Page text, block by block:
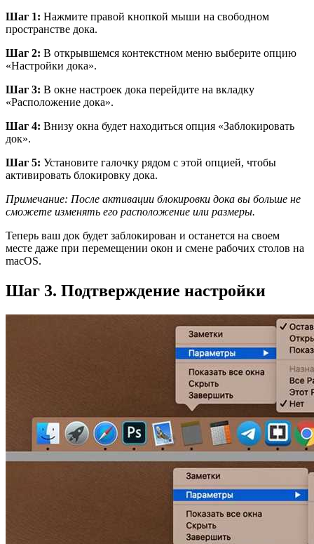
Шаг 1: Нажмите правой кнопкой мыши на свободном
пространстве дока.
Шаг 2: В открывшемся контекстном меню выберите опцию
«Настройки дока».
Шаг 3: В окне настроек дока перейдите на вкладку
«Расположение дока».
Шаг 4: Внизу окна будет находиться опция «Заблокировать
док».
Шаг 5: Установите галочку рядом с этой опцией, чтобы
активировать блокировку дока.
Примечание: После активации блокировки дока вы больше не
сможете изменять его расположение или размеры.
Теперь ваш док будет заблокирован и останется на своем
месте даже при перемещении окон и смене рабочих столов на
macOS.
Шаг 3. Подтверждение настройки